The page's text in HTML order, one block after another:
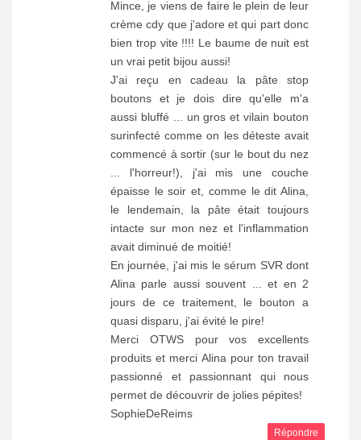
Mince, je viens de faire le plein de leur
crème cdy que j'adore et qui part donc
bien trop vite !!!! Le baume de nuit est
un vrai petit bijou aussi!
J'ai reçu en cadeau la pâte stop
boutons et je dois dire qu'elle m'a
aussi bluffé ... un gros et vilain bouton
surinfecté comme on les déteste avait
commencé à sortir (sur le bout du nez
... l'horreur!), j'ai mis une couche
épaisse le soir et, comme le dit Alina,
le lendemain, la pâte était toujours
intacte sur mon nez et l'inflammation
avait diminué de moitié!
En journée, j'ai mis le sérum SVR dont
Alina parle aussi souvent ... et en 2
jours de ce traitement, le bouton a
quasi disparu, j'ai évité le pire!
Merci OTWS pour vos excellents
produits et merci Alina pour ton travail
passionné et passionnant qui nous
permet de découvrir de jolies pépites!
SophieDeReims
Répondre